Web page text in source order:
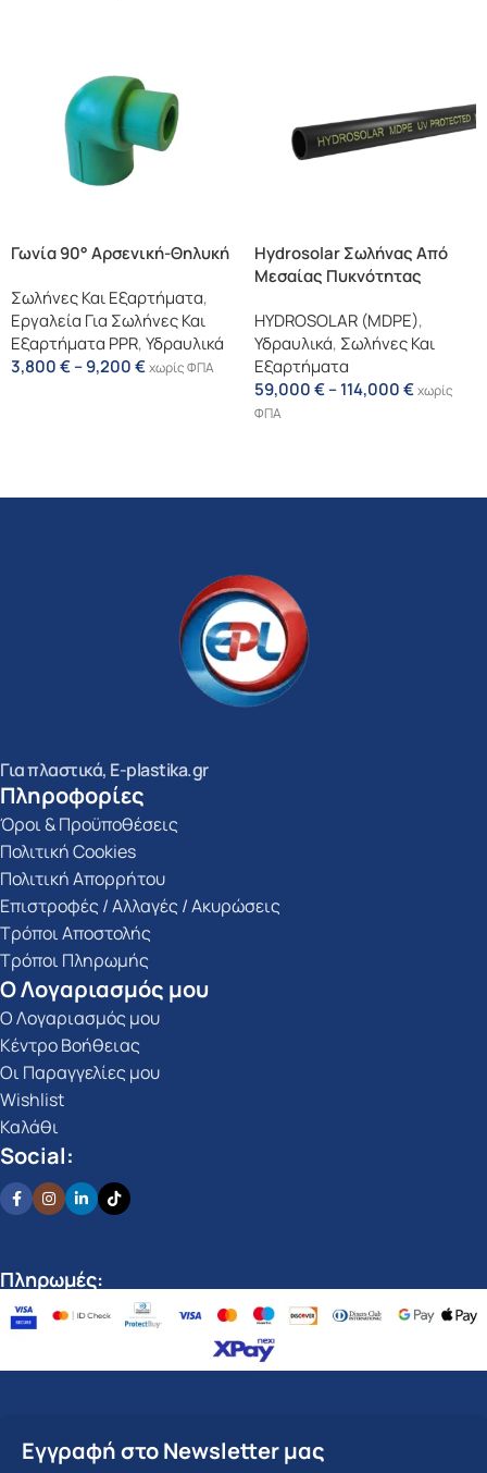
Γωνία 90° Αρσενική-Θηλυκή
Σωλήνες Και Εξαρτήματα,
Εργαλεία Για Σωλήνες Και
Εξαρτήματα PPR,Υδραυλικά
3,800€–9,200€χωρίς ΦΠΑ
Hydrosolar Σωλήνας Από
Μεσαίας Πυκνότητας
HYDROSOLAR (MDPE),
Υδραυλικά, Σωλήνες Και
Εξαρτήματα
59,000€–114,000€χωρίς
ΦΠΑ
Για πλαστικά, E-plastika.gr
Πληροφορίες
Όροι & Προϋποθέσεις
Πολιτική Cookies
Πολιτική Απορρήτου
Επιστροφές / Αλλαγές / Ακυρώσεις
Τρόποι Αποστολής
Τρόποι Πληρωμής
Ο Λογαριασμός μου
Ο Λογαριασμός μου
Κέντρο Βοήθειας
Οι Παραγγελίες μου
Wishlist
Καλάθι
Social:
Πληρωμές:
Εγγραφή στο Newsletter μας